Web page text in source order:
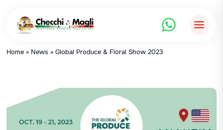
contenuto
Home » News »Global Produce & Floral Show 2023